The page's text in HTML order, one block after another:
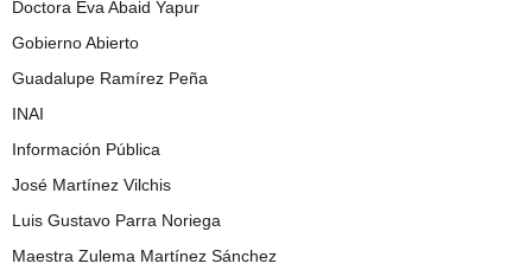
Doctora Eva Abaid Yapur
Gobierno Abierto
Guadalupe Ramírez Peña
INAI
Información Pública
José Martínez Vilchis
Luis Gustavo Parra Noriega
Maestra Zulema Martínez Sánchez